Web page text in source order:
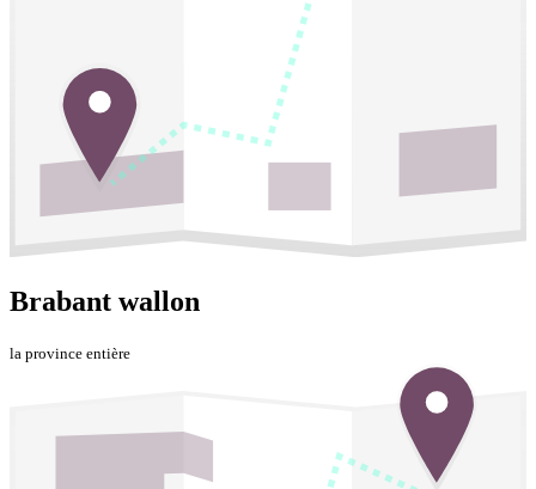
Brabant wallon
la province entière